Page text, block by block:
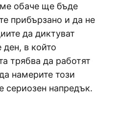
обаче ще бъде
прибързано и да не
да диктуват
ден, в който
трябва да работят
намерите този
сериозен напредък.